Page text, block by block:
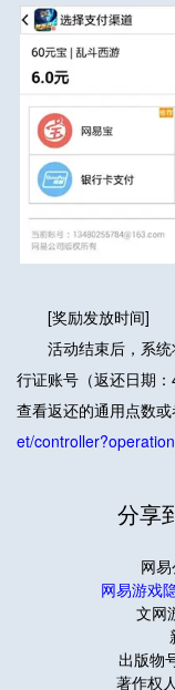
[奖励发放时间]
活动结束后，系统
行证账号（返还日期
查看返还的通用点数
et/
分享
网
网易游戏
文网
出版物
著作权